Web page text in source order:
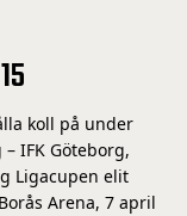
koll på under
IFK Göteborg,
Ligacupen elit
Arena, 7 april